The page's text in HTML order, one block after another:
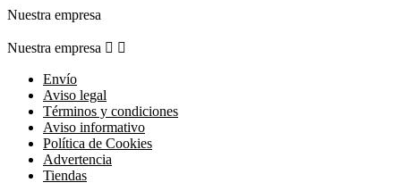
Nuestra empresa
Nuestra empresa  
Envío
Aviso legal
Términos y condiciones
Aviso informativo
Política de Cookies
Advertencia
Tiendas